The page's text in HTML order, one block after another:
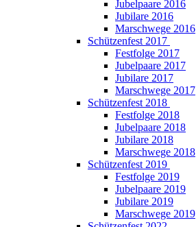
Jubelpaare 2016
Jubilare 2016
Marschwege 2016
Schützenfest 2017
Festfolge 2017
Jubelpaare 2017
Jubilare 2017
Marschwege 2017
Schützenfest 2018
Festfolge 2018
Jubelpaare 2018
Jubilare 2018
Marschwege 2018
Schützenfest 2019
Festfolge 2019
Jubelpaare 2019
Jubilare 2019
Marschwege 2019